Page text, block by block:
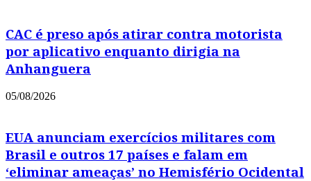
CAC é preso após atirar contra motorista
por aplicativo enquanto dirigia na
Anhanguera
05/08/2026
EUA anunciam exercícios militares com
Brasil e outros 17 países e falam em
‘eliminar ameaças’ no Hemisfério Ocidental